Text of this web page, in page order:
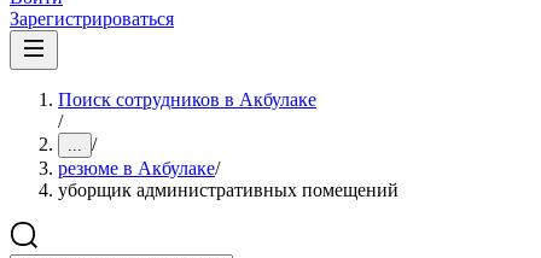
Зарегистрироваться
Поиск сотрудников в Акбулаке
/
... /
резюме в Акбулаке/
уборщик административных помещений